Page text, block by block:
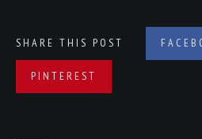
SHARE THIS POST
PINTEREST